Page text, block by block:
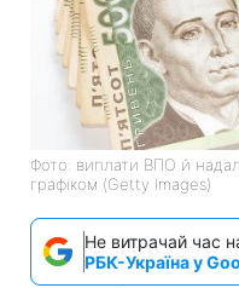
Фото: виплати ВПО й
графіком (Getty Images)
Не витрачай час
РБК-Україна у